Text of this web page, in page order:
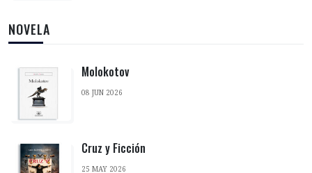
NOVELA
Molokotov
08 JUN 2026
Cruz y Ficción
25 MAY 2026